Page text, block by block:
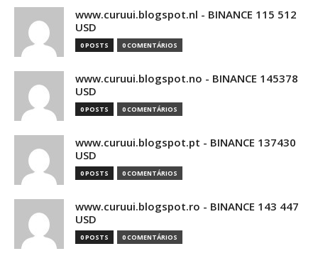
www.curuui.blogspot.nl - BINANCE 115 512
USD
0 POSTS 0 COMENTÁRIOS
www.curuui.blogspot.no - BINANCE 145378
USD
0 POSTS 0 COMENTÁRIOS
www.curuui.blogspot.pt - BINANCE 137430
USD
0 POSTS 0 COMENTÁRIOS
www.curuui.blogspot.ro - BINANCE 143 447
USD
0 POSTS 0 COMENTÁRIOS